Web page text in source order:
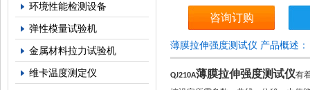
环境性能检测设备
弹性模量试验机
金属材料拉力试验机
维卡温度测定仪
咨询订购
薄膜拉伸强度测试仪 产品概述：
QJ210A薄膜拉伸强度测试仪有